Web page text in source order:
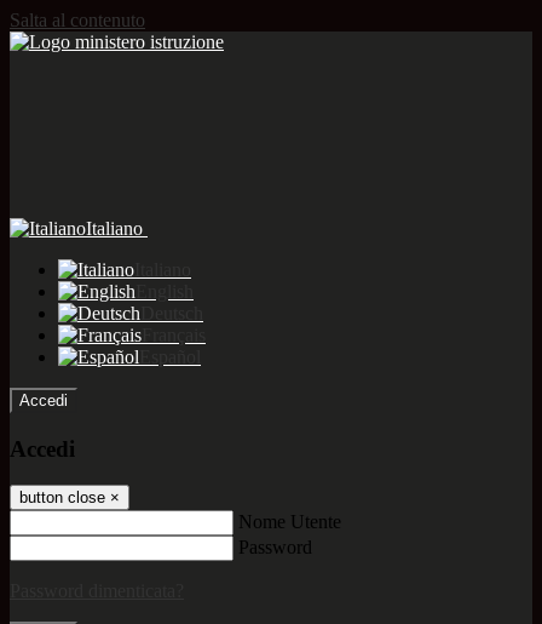
Salta al contenuto
Italiano
Accedi
Accedi
button close ×
Nome Utente
Password